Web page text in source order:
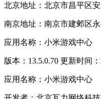
北京地址：北京市昌平区
南京地址：南京市建邺区
应用名称：小米游戏中心
版本：13.5.0.70 更新时间
应用名称：小米游戏中心